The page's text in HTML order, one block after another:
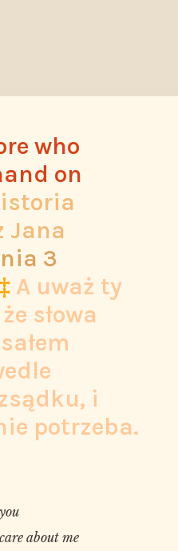
who
on
Jana
3
A uważ ty
słowa
i
potrzeba.
about me